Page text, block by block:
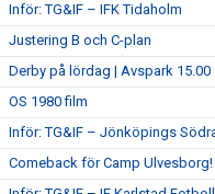
Inför: TG&IF – IFK Tidaholm
Justering B och C-plan
Derby på lördag | Avspark 15.00
OS 1980 film
Inför: TG&IF – Jönköpings
Comeback för Camp Ulvesborg!